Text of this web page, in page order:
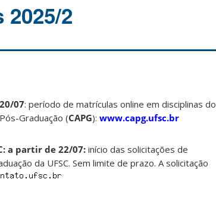
2
07: período de matrículas online em disciplinas do
Graduação (CAPG): www.capg.ufsc.br
a partir de 22/07: início das solicitações de
da UFSC. Sem limite de prazo. A solicitação